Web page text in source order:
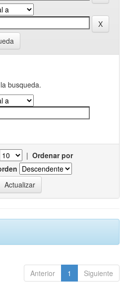
busqueda.
| Ordenar por
Anterior 1 Siguiente